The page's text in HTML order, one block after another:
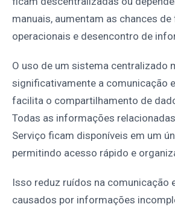
manuais, aumentam as chances de
operacionais e desencontro de
O uso de um sistema centralizado
significativamente a comunicação
facilita o compartilhamento de
Todas as informações
Serviço ficam disponíveis em um
permitindo acesso rápido e
Isso reduz ruídos na comunicação
causados por informações